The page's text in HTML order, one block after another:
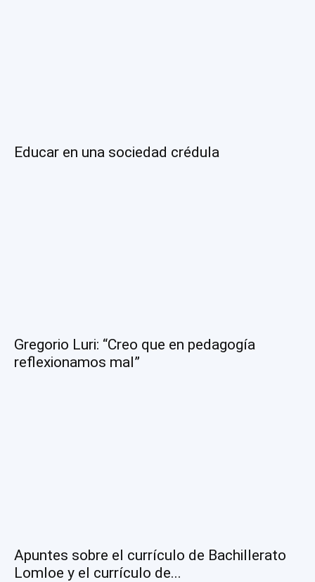
Educar en una sociedad crédula
Gregorio Luri: “Creo que en pedagogía
reflexionamos mal”
Apuntes sobre el currículo de Bachillerato
Lomloe y el currículo de...